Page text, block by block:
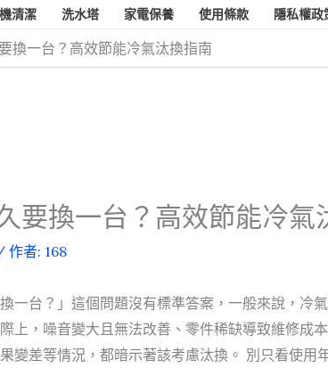
清潔 洗水塔 家電保養 使用條款 隱私權政
換一台？高效節能冷氣汰換指南
要換一台？高效節能冷氣
作者: 168
換一台？」這個問題沒有標準答案，一般來說，冷
上，噪音變大且無法改善、零件稀缺導致維修成
變差等情況，都暗示著該考慮汰換。 別只看使用